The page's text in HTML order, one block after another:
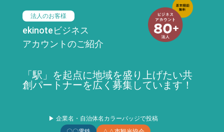
法人のお客様
ekinoteビジネス
アカウントのご紹介
「駅」を起点に地域を盛り上げたい共
創パートナーを広く募集しています！
▶ 企業名・自治体名カラーバッジで投稿